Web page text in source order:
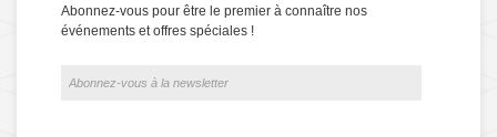
Abonnez-vous pour être le premier à connaître nos
événements et offres spéciales !